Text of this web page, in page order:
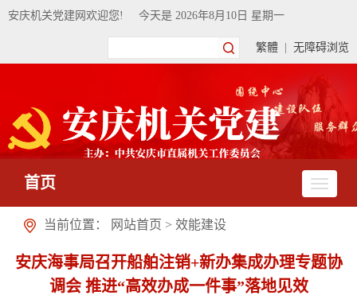
安庆机关党建网欢迎您! 今天是 2026年8月10日 星期一
繁體 无障碍浏览
首页
当前位置： 网站首页 > 效能建设
安庆海事局召开船舶注销+新办集成办理专题协
调会 推进“高效办成一件事”落地见效